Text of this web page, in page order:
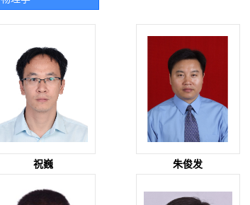
祝巍 朱俊发